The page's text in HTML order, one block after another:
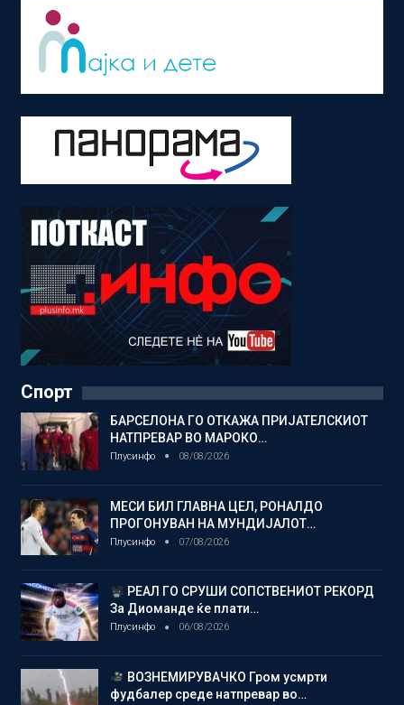
Спорт
БАРСЕЛОНА ГО ОТКАЖА ПРИЈАТЕЛСКИОТ
НАТПРЕВАР ВО МАРОКО…
Плусинфо 08/08/2026
МЕСИ БИЛ ГЛАВНА ЦЕЛ, РОНАЛДО
ПРОГОНУВАН НА МУНДИЈАЛОТ…
Плусинфо 07/08/2026
РЕАЛ ГО СРУШИ СОПСТВЕНИОТ РЕКОРД
За Диоманде ќе плати…
Плусинфо 06/08/2026
ВОЗНЕМИРУВАЧКО Гром усмрти
фудбалер среде натпревар во…